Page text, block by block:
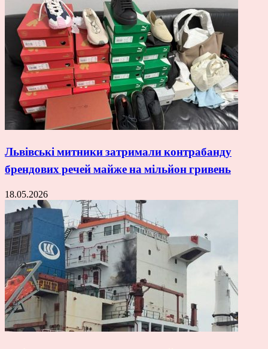
Львівські митники затримали контрабанду
брендових речей майже на мільйон гривень
18.05.2026